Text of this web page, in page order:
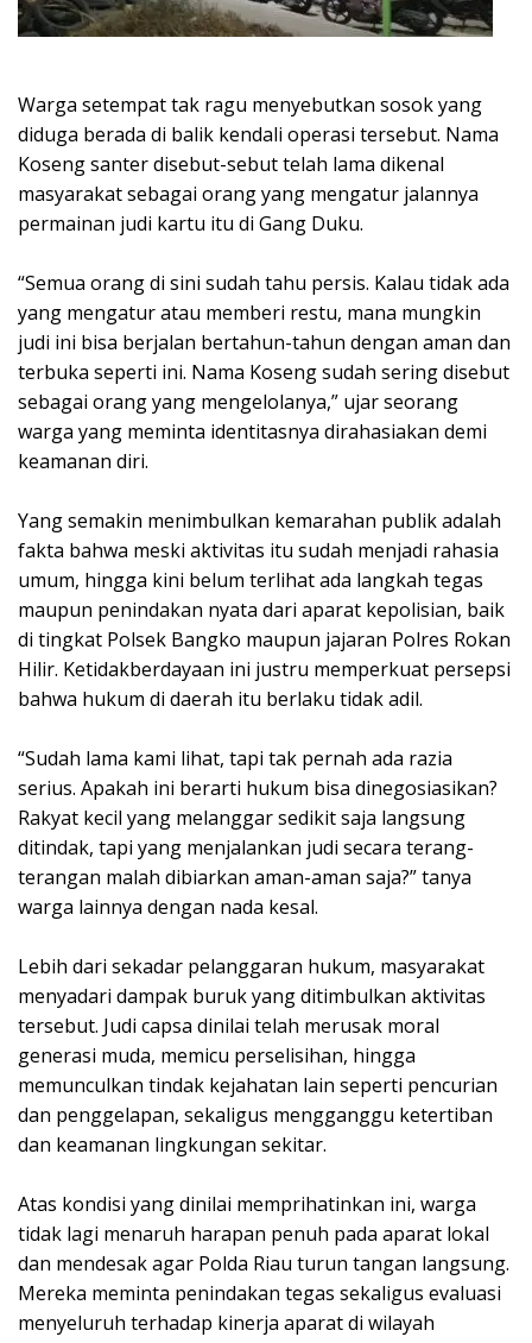
Warga setempat tak ragu menyebutkan sosok yang
diduga berada di balik kendali operasi tersebut. Nama
Koseng santer disebut-sebut telah lama dikenal
masyarakat sebagai orang yang mengatur jalannya
permainan judi kartu itu di Gang Duku.
“Semua orang di sini sudah tahu persis. Kalau tidak ada
yang mengatur atau memberi restu, mana mungkin
judi ini bisa berjalan bertahun-tahun dengan aman dan
terbuka seperti ini. Nama Koseng sudah sering disebut
sebagai orang yang mengelolanya,” ujar seorang
warga yang meminta identitasnya dirahasiakan demi
keamanan diri.
Yang semakin menimbulkan kemarahan publik adalah
fakta bahwa meski aktivitas itu sudah menjadi rahasia
umum, hingga kini belum terlihat ada langkah tegas
maupun penindakan nyata dari aparat kepolisian, baik
di tingkat Polsek Bangko maupun jajaran Polres Rokan
Hilir. Ketidakberdayaan ini justru memperkuat persepsi
bahwa hukum di daerah itu berlaku tidak adil.
“Sudah lama kami lihat, tapi tak pernah ada razia
serius. Apakah ini berarti hukum bisa dinegosiasikan?
Rakyat kecil yang melanggar sedikit saja langsung
ditindak, tapi yang menjalankan judi secara terang-
terangan malah dibiarkan aman-aman saja?” tanya
warga lainnya dengan nada kesal.
Lebih dari sekadar pelanggaran hukum, masyarakat
menyadari dampak buruk yang ditimbulkan aktivitas
tersebut. Judi capsa dinilai telah merusak moral
generasi muda, memicu perselisihan, hingga
memunculkan tindak kejahatan lain seperti pencurian
dan penggelapan, sekaligus mengganggu ketertiban
dan keamanan lingkungan sekitar.
Atas kondisi yang dinilai memprihatinkan ini, warga
tidak lagi menaruh harapan penuh pada aparat lokal
dan mendesak agar Polda Riau turun tangan langsung.
Mereka meminta penindakan tegas sekaligus evaluasi
menyeluruh terhadap kinerja aparat di wilayah